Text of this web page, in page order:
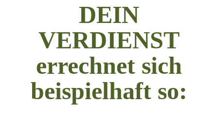
DEIN
VERDIENST
errechnet sich
beispielhaft so: